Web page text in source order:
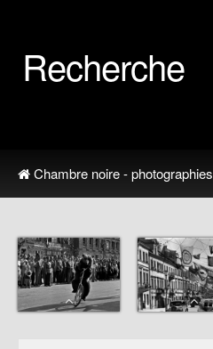
Recherche
Chambre noire - photographies